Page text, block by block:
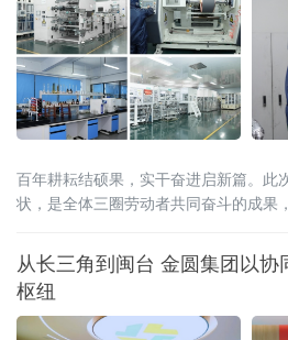
百年耕耘结硕果，实干奋进启新篇。此
状，是全体三圈劳动者共同奋斗的成果
从长三角到闽台 金圆集团以协
枢纽